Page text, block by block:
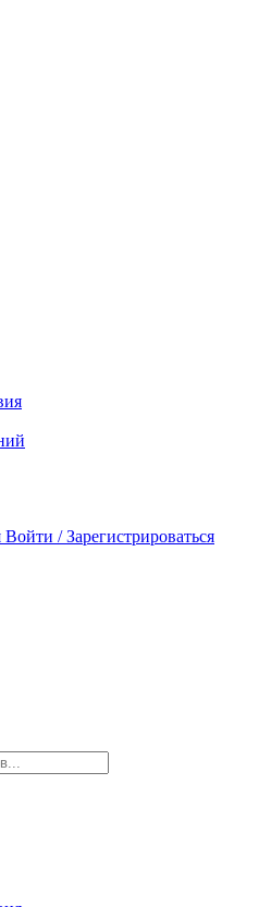
Войти / Зарегистрироваться